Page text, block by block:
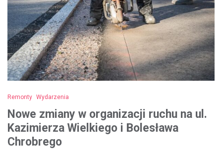
Remonty Wydarzenia
Nowe zmiany w organizacji ruchu na ul.
Kazimierza Wielkiego i Bolesława
Chrobrego